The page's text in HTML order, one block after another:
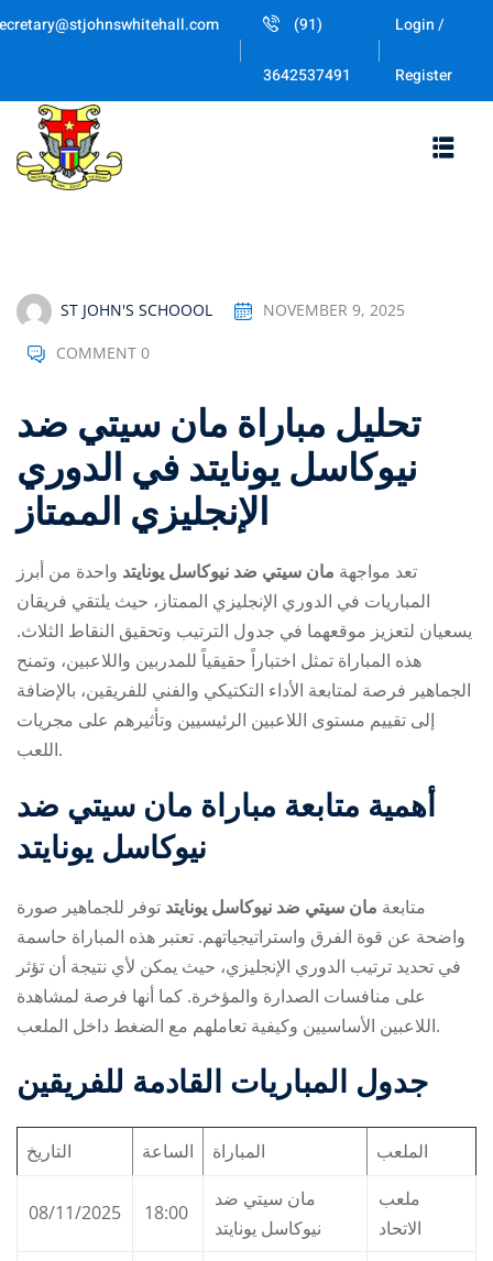
Skip
(91)
3642537491
Login /
Register
ST JOHN'S SCHOOOL NOVEMBER 9, 2025
COMMENT 0
تحليل مباراة مان سيتي ضد
نيوكاسل يونايتد في الدوري
الإنجليزي الممتاز
تعد مواجهة مان سيتي ضد نيوكاسل يونايتد واحدة من أبرز
المباريات في الدوري الإنجليزي الممتاز، حيث يلتقي فريقان
يسعيان لتعزيز موقعهما في جدول الترتيب وتحقيق النقاط الثلاث.
هذه المباراة تمثل اختباراً حقيقياً للمدربين واللاعبين، وتمنح
الجماهير فرصة لمتابعة الأداء التكتيكي والفني للفريقين، بالإضافة
إلى تقييم مستوى اللاعبين الرئيسيين وتأثيرهم على مجريات
اللعب.
أهمية متابعة مباراة مان سيتي ضد
نيوكاسل يونايتد
متابعة مان سيتي ضد نيوكاسل يونايتد توفر للجماهير صورة
واضحة عن قوة الفرق واستراتيجياتهم. تعتبر هذه المباراة حاسمة
في تحديد ترتيب الدوري الإنجليزي، حيث يمكن لأي نتيجة أن تؤثر
على منافسات الصدارة والمؤخرة. كما أنها فرصة لمشاهدة
اللاعبين الأساسيين وكيفية تعاملهم مع الضغط داخل الملعب.
جدول المباريات القادمة للفريقين
التاريخ الساعة المباراة الملعب
08/11/2025 18:00
مان سيتي ضد
نيوكاسل يونايتد
ملعب
الاتحاد